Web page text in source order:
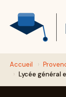
Accueil ›
› Lycée général